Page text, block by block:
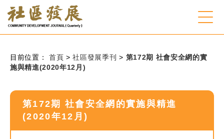
跳到主要內容
常見問題
目前位置：首頁> 社區發展季刊> 第172期 社會安全網的實
施與精進(2020年12月)
第172期 社會安全網的實施與精進
(2020年12月)